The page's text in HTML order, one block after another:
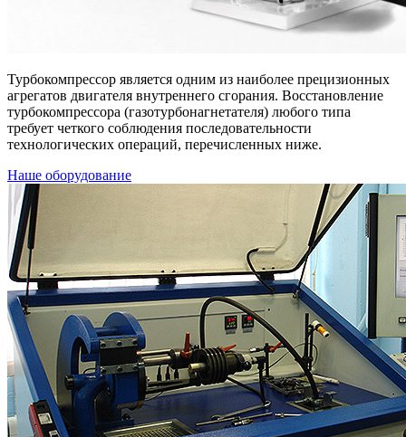
Турбокомпрессор является одним из наиболее прецизионных
агрегатов двигателя внутреннего сгорания. Восстановление
турбокомпрессора (газотурбонагнетателя) любого типа
требует четкого соблюдения последовательности
технологических операций, перечисленных ниже.
Наше оборудование